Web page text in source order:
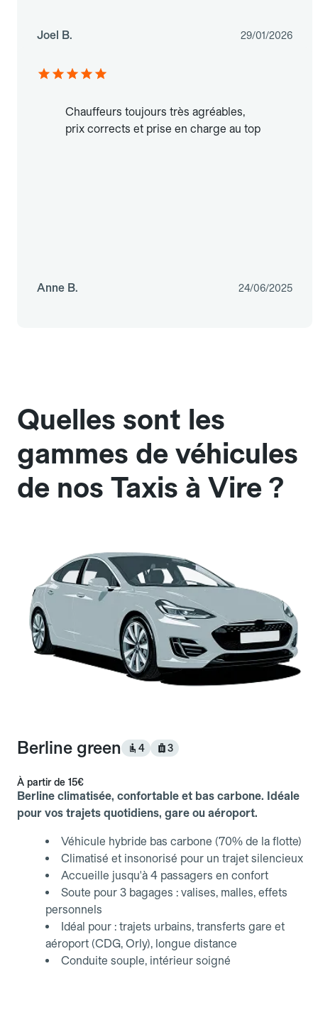
Joel B. 29/01/2026
Chauffeurs toujours très agréables,
prix corrects et prise en charge au top
Anne B. 24/06/2025
Quelles sont les
gammes de véhicules
de nos Taxis à Vire ?
Berline green 4 3
À partir de 15€
Berline climatisée, confortable et bas carbone. Idéale
pour vos trajets quotidiens, gare ou aéroport.
Véhicule hybride bas carbone (70% de la flotte)
Climatisé et insonorisé pour un trajet silencieux
Accueille jusqu'à 4 passagers en confort
Soute pour 3 bagages : valises, malles, effets
personnels
Idéal pour : trajets urbains, transferts gare et
aéroport (CDG, Orly), longue distance
Conduite souple, intérieur soigné